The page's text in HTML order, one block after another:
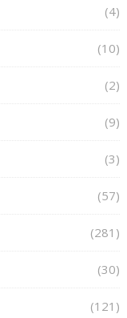
(4)
(10)
(2)
(9)
(3)
(57)
(281)
(30)
(121)